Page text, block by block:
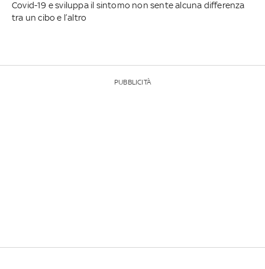
Covid-19 e sviluppa il sintomo non sente alcuna differenza
tra un cibo e l’altro
PUBBLICITÀ